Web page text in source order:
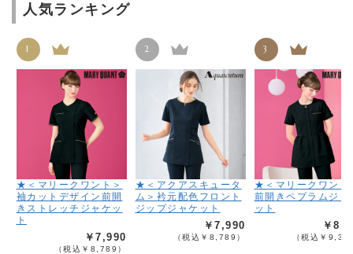
人気ランキング
1
★＜マリークワント＞
袖カットデザイン前開
きストレッチジャケッ
ト
￥7,990
（税込￥8,789）
2
★＜アクアスキュータ
ム＞衿元配色フロント
ジップジャケット
￥7,990
（税込￥8,789）
3
★＜マリークワント
前開きペプラムジャ
ット
￥
（税込￥